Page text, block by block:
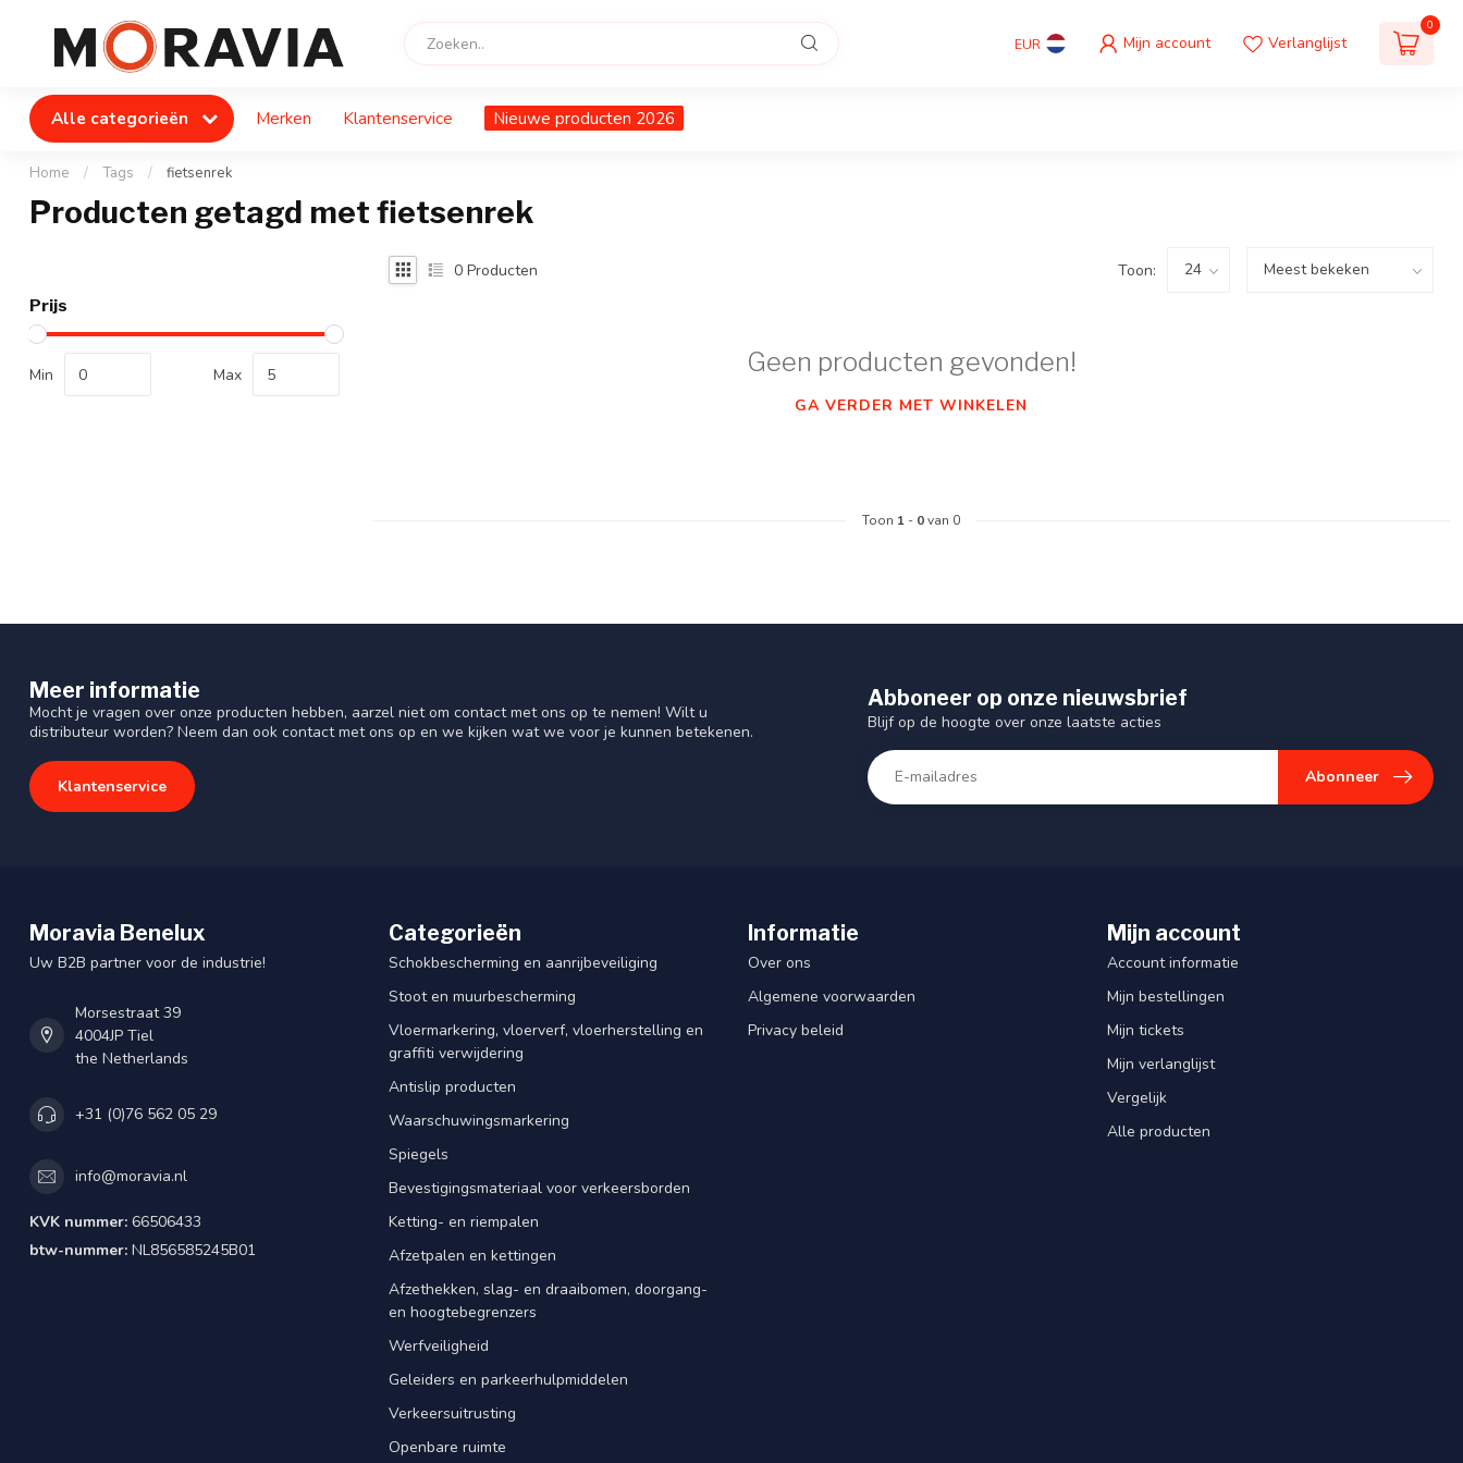
EUR Mijn account Verlanglijst
0
Alle categorieën Merken Klantenservice Nieuwe producten 2026
Home / Tags / fietsenrek
Producten getagd met fietsenrek
Prijs
Min Max
0 Producten Toon:
Geen producten gevonden!
GA VERDER MET WINKELEN
Toon 1 - 0van 0
Meer informatie
Mocht je vragen over onze producten hebben, aarzel niet om contact met ons op te nemen! Wilt u
distributeur worden? Neem dan ook contact met ons op en we kijken wat we voor je kunnen betekenen.
Klantenservice
Abboneer op onze nieuwsbrief
Blijf op de hoogte over onze laatste acties
Abonneer
Moravia Benelux
Uw B2B partner voor de industrie!
Morsestraat 39
4004JP Tiel
the Netherlands
+31 (0)76 562 05 29
info@moravia.nl
KVK nummer: 66506433
btw-nummer: NL856585245B01
Categorieën
Schokbescherming en aanrijbeveiliging
Stoot en muurbescherming
Vloermarkering, vloerverf, vloerherstelling en
graffiti verwijdering
Antislip producten
Waarschuwingsmarkering
Spiegels
Bevestigingsmateriaal voor verkeersborden
Ketting- en riempalen
Afzetpalen en kettingen
Afzethekken, slag- en draaibomen, doorgang-
en hoogtebegrenzers
Werfveiligheid
Geleiders en parkeerhulpmiddelen
Verkeersuitrusting
Openbare ruimte
Informatie
Over ons
Algemene voorwaarden
Privacy beleid
Mijn account
Account informatie
Mijn bestellingen
Mijn tickets
Mijn verlanglijst
Vergelijk
Alle producten